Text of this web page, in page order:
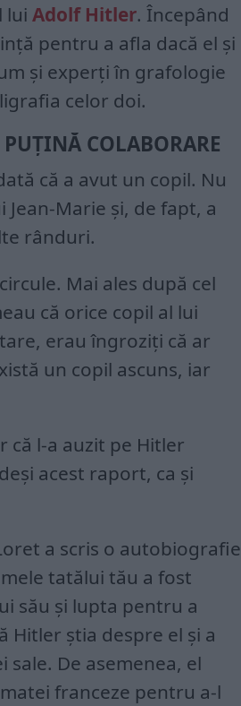
lui Adolf Hitler. Începând
pentru a afla dacă el și
și experți în grafologie
celor doi.
COLABORARE
că a avut un copil. Nu
Marie și, de fapt, a
rânduri.
Mai ales după cel
că orice copil al lui
erau îngroziți că ar
un copil ascuns, iar
că l-a auzit pe Hitler
acest raport, ca și
a scris o autobiografie
tatălui tău a fost
său și lupta pentru a
Hitler știa despre el și a
De asemenea, el
franceze pentru a-l